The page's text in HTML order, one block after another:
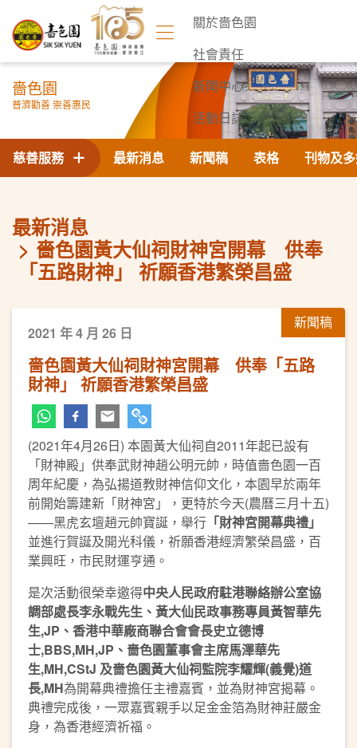
關於嗇色園
社會責任
新聞中心
活動日誌
聯絡我們
嗇色園
普濟勸善 崇善惠民
最新消息 新聞稿 表格 刊物及
慈善服務
最新消息
嗇色園黃大仙祠財神宮開幕 供奉
「五路財神」 祈願香港繁榮昌盛
新聞稿
2021 年 4 月 26 日
嗇色園黃大仙祠財神宮開幕 供奉「五路
財神」 祈願香港繁榮昌盛
(2021年4月26日) 本園黃大仙祠自2011年起已設有
「財神殿」供奉武財神趙公明元帥，時值嗇色園一百
周年紀慶，為弘揚道教財神信仰文化，本園早於兩年
前開始籌建新「財神宮」，更特於今天(農曆三月十五)
——黑虎玄壇趙元帥寶誕，舉行 「財神宮開幕典禮」
並進行賀誕及開光科儀，祈願香港經濟繁榮昌盛，百
業興旺，市民財運亨通。
是次活動很榮幸邀得中央人民政府駐港聯絡辦公室協
調部處長李永戰先生、黃大仙民政事務專員黃智華先
生,JP、香港中華廠商聯合會會長史立德博
士,BBS,MH,JP、嗇色園董事會主席馬澤華先
生,MH,CStJ 及嗇色園黃大仙祠監院李耀輝(義覺)道
長,MH為開幕典禮擔任主禮嘉賓，並為財神宮揭幕。
典禮完成後，一眾嘉賓親手以足金金箔為財神莊嚴金
身，為香港經濟祈福。